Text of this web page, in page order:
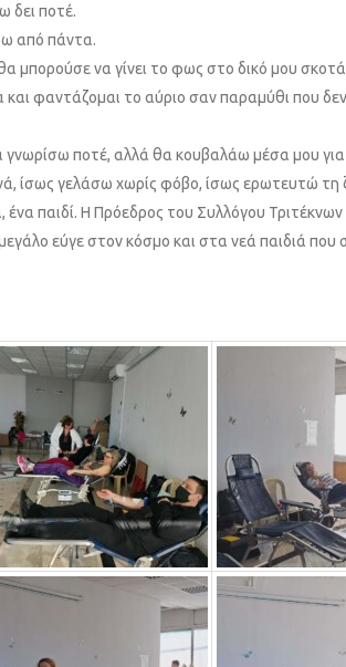
δει ποτέ.
από πάντα.
μπορούσε να γίνει το φως στο δικό μου
φαντάζομαι το αύριο σαν παραμύθι που
γνωρίσω ποτέ, αλλά θα κουβαλάω μέσα μου
ίσως γελάσω χωρίς φόβο, ίσως ερωτευτώ τη
παιδί. Η Πρόεδρος του Συλλόγου Τριτέκνων
εύγε στον κόσμο και στα νεά παιδιά που